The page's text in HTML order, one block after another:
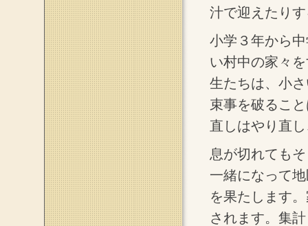
汁で迎えたり
小学３年から
い村中の家々
生たちは、小
束事を破るこ
直しはやり直
息が切れても
一緒になって
を果たします
されます。集